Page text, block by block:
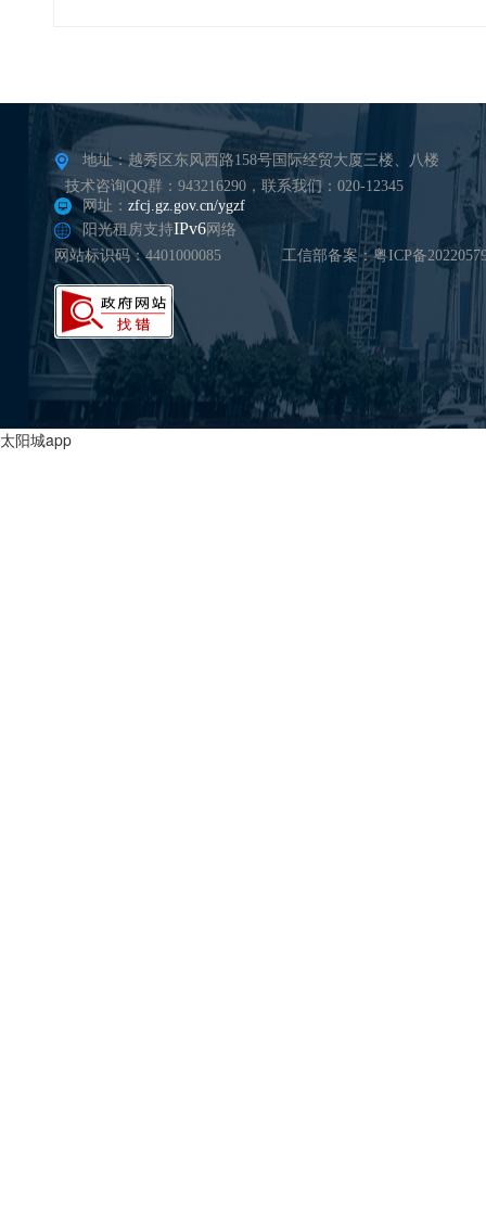
地址：越秀区东风西路158号国际经贸大厦三楼、八楼
技术咨询QQ群：943216290，联系我们：020-12345
网址： zfcj.gz.gov.cn/ygzf
阳光租房支持IPv6网络
网站标识码：4401000085
工信部备案：粤ICP备
太阳城app